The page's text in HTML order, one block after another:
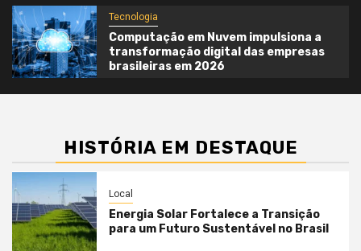
Tecnologia
Computação em Nuvem impulsiona a
transformação digital das empresas
brasileiras em 2026
HISTÓRIA EM DESTAQUE
Local
Energia Solar Fortalece a Transição
para um Futuro Sustentável no Brasil